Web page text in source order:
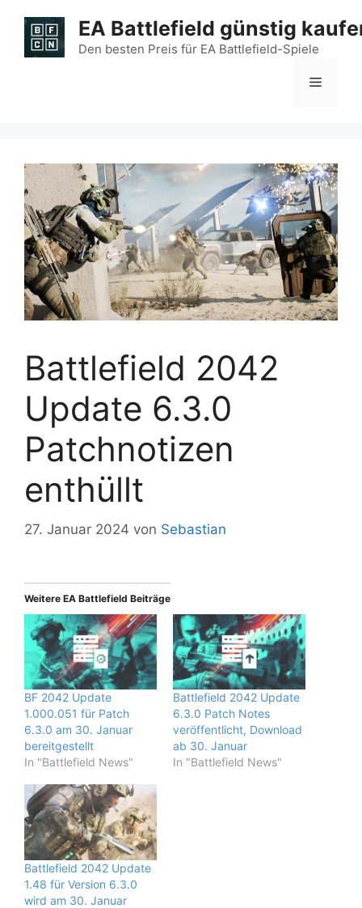
Inhalt
springen
EA Battlefield günstig
Den besten Preis für EA Battlefield-Spiele
Menü
Battlefield 2042
Update 6.3.0
Patchnotizen
enthüllt
27. Januar 2024 von Sebastian
Weitere EA Battlefield Beiträge
BF 2042 Update
1.000.051 für Patch
6.3.0 am 30. Januar
bereitgestellt
In "Battlefield News"
Battlefield 2042 Update
6.3.0 Patch Notes
veröffentlicht, Download
ab 30. Januar
In "Battlefield News"
Battlefield 2042 Update
1.48 für Version 6.3.0
wird am 30. Januar